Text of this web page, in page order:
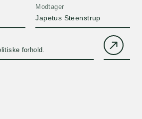
Modtager
Japetus Steenstrup
forhold.